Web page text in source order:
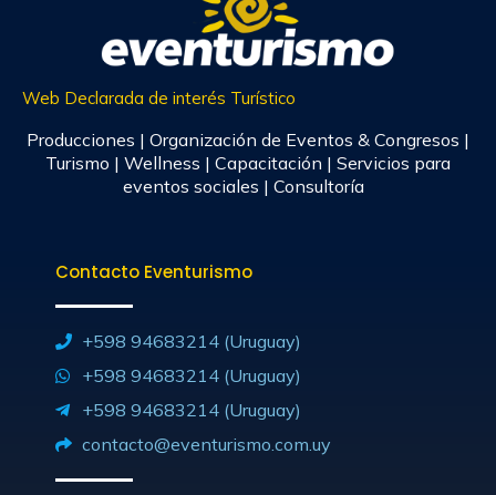
Web Declarada de interés Turístico
Producciones | Organización de Eventos & Congresos |
Turismo | Wellness | Capacitación | Servicios para
eventos sociales | Consultoría
Contacto Eventurismo
+598 94683214 (Uruguay)
+598 94683214 (Uruguay)
+598 94683214 (Uruguay)
contacto@eventurismo.com.uy